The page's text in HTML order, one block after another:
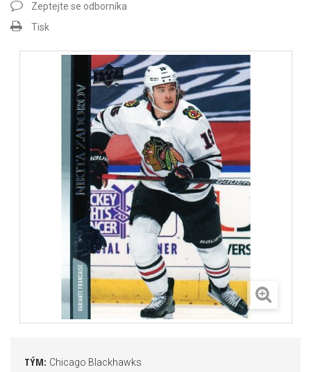
Zeptejte se odborníka
Tisk
TÝM: Chicago Blackhawks